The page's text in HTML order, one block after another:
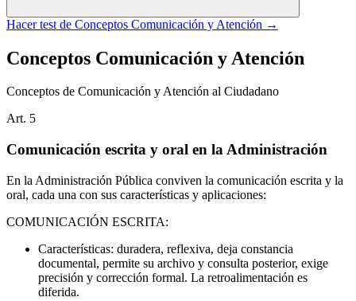
Hacer test de Conceptos Comunicación y Atención →
Conceptos Comunicación y Atención
Conceptos de Comunicación y Atención al Ciudadano
Art. 5
Comunicación escrita y oral en la Administración
En la Administración Pública conviven la comunicación escrita y la
oral, cada una con sus características y aplicaciones:
COMUNICACIÓN ESCRITA:
Características: duradera, reflexiva, deja constancia
documental, permite su archivo y consulta posterior, exige
precisión y corrección formal. La retroalimentación es
diferida.